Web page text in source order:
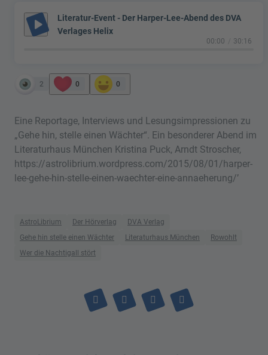
play_arrow
Literatur-Event - Der Harper-Lee-Abend des DVA
Verlages Helix
00:00 30:16
2 0 0
Eine Reportage, Interviews und Lesungsimpressionen zu
„Gehe hin, stelle einen Wächter“. Ein besonderer Abend im
Literaturhaus München Kristina Puck, Arndt Stroscher,
https://astrolibrium.wordpress.com/2015/08/01/harper-
lee-gehe-hin-stelle-einen-waechter-eine-annaeherung/’
AstroLibrium Der Hörverlag
DVA Verlag
Gehe hin stelle einen Wächter
Literaturhaus München
Rowohlt
Wer die Nachtigall stört